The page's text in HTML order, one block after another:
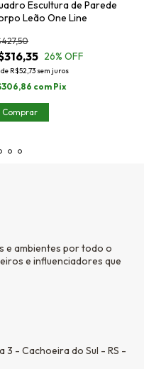
Escultura de Parede
Leão One Line
26% OFF
de R$52,73 sem juros
com Pix
Comprar
e ambientes por todo o
e influenciadores que
3 - Cachoeira do Sul - RS -